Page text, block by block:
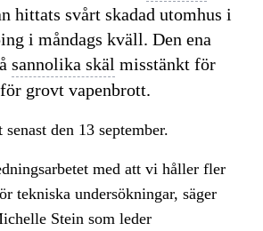
hittats svårt skadad utomhus i
i måndags kväll. Den ena
sannolika skäl misstänkt för
grovt vapenbrott.
den 13 september.
med att vi håller fler
tekniska undersökningar, säger
Stein som leder